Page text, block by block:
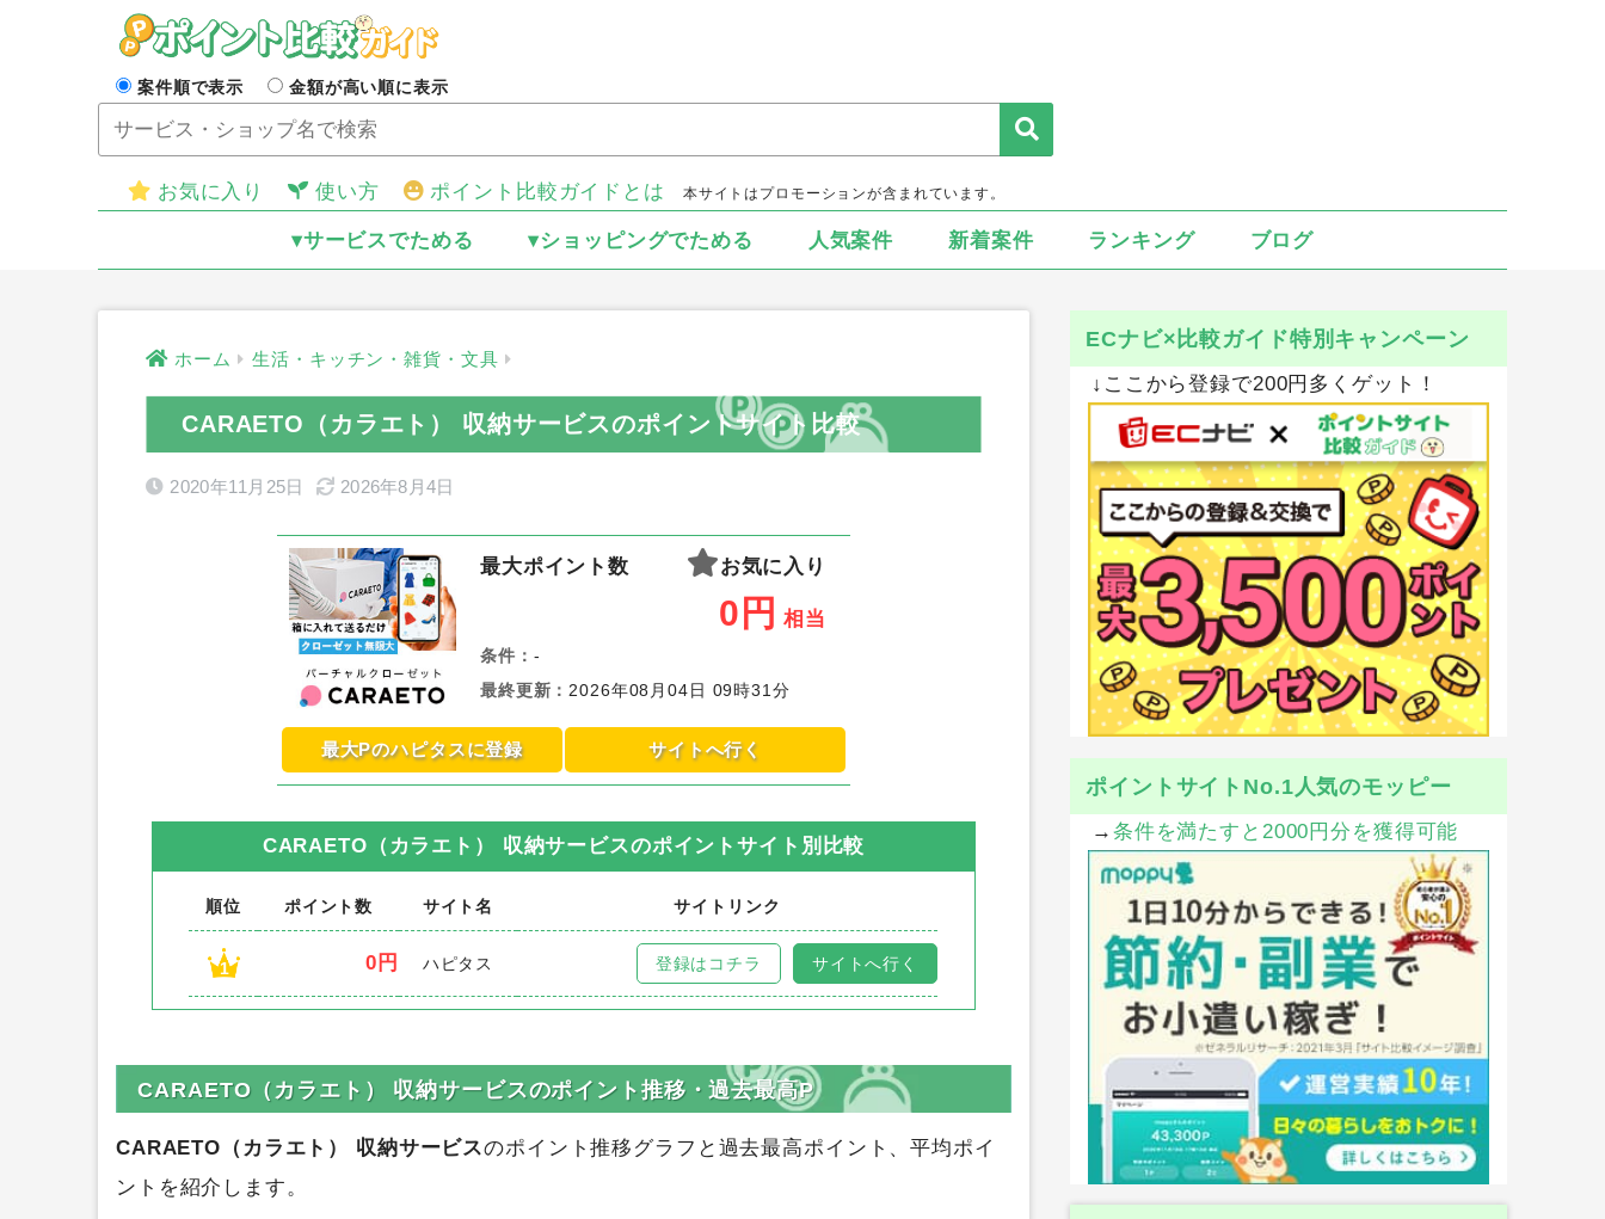
案件順で表示 金額が高い順に表示
お気に入り 使い方 ポイント比較ガイドとは 本サイトはプロモーションが含まれています。
▾サービスでためる ▾ショッピングでためる 人気案件 新着案件 ランキング ブログ
ホーム 生活・キッチン・雑貨・文具
CARAETO（カラエト） 収納サービスのポイントサイト比較
2020年11月25日 2026年8月4日
最大ポイント数 お気に入り
0 円 相当
条件： -
最終更新 ： 2026年08月04日 09時31分
最大Pのハピタスに登録 サイトへ行く
CARAETO（カラエト） 収納サービス のポイントサイト別比較
順位 ポイント数 サイト名 サイトリンク
0円 ハピタス 登録はコチラ サイトへ行く
CARAETO（カラエト） 収納サービスのポイント推移・過去最高P
ECナビ×比較ガイド特別キャンペーン
↓ここから登録で200円多くゲット！
ポイントサイトNo.1人気のモッピー
→ 条件を満たすと2000円分を獲得可能